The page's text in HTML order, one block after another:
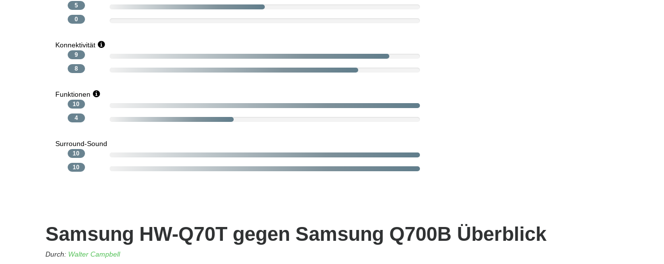
5
0
Konnektivität
9
8
Funktionen
10
4
Surround-Sound
10
10
Samsung HW-Q70T gegen Samsung Q700B Überblick
Durch: Walter Campbell